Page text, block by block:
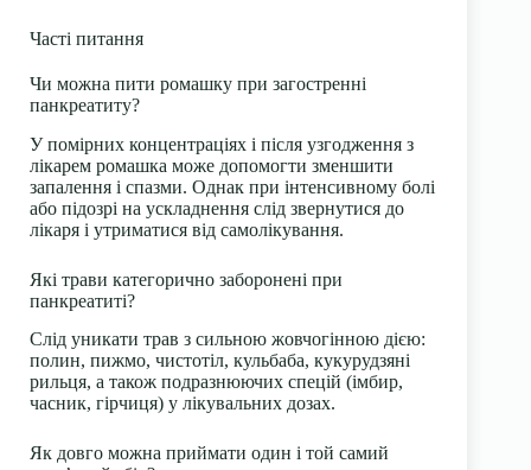
Часті питання
Чи можна пити ромашку при загостренні
панкреатиту?
У помірних концентраціях і після узгодження з
лікарем ромашка може допомогти зменшити
запалення і спазми. Однак при інтенсивному болі
або підозрі на ускладнення слід звернутися до
лікаря і утриматися від самолікування.
Які трави категорично заборонені при
панкреатиті?
Слід уникати трав з сильною жовчогінною дією:
полин, пижмо, чистотіл, кульбаба, кукурудзяні
рильця, а також подразнюючих спецій (імбир,
часник, гірчиця) у лікувальних дозах.
Як довго можна приймати один і той самий